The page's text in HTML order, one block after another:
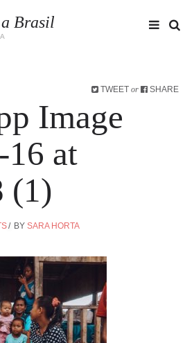
Brasil
TWEET or SHARE
Image
16 at
(1)
BY SARA HORTA